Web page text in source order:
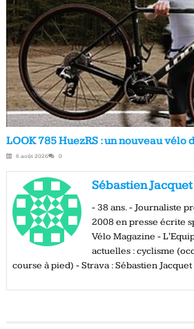
LOOK 785 HuezRS : un nouveau vélo
6 août 2026 0
Sébastien Jacquet
- 38 ans. - Journaliste
2008 en presse écrite
Vélo Magazine -
actuelles : cyclisme
course à pied) - Strava : Sébastien Jacquet